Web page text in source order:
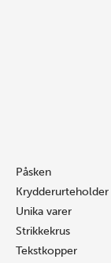
Påsken
Krydderurteholder
Unika varer
Strikkekrus
Tekstkopper